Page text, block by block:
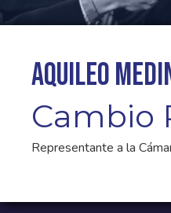
Aquileo
Cambio
Representante a la